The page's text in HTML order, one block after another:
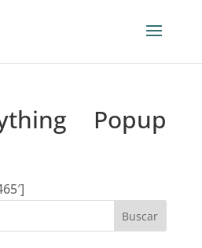
Popup